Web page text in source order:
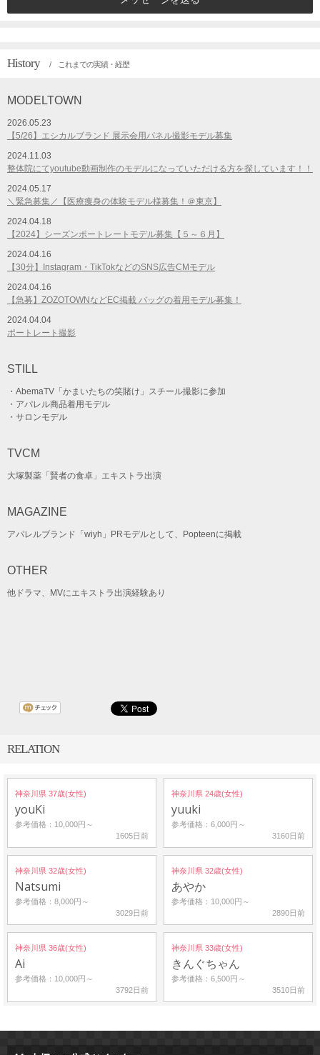
History / これまでの実績・経歴
MODELTOWN
2026.05.23
【5/26】エシカルブランド 展示会用パネル撮影モデル募集
2024.11.03
整体院にてyoutube動画制作のモデルになっていただける方を探しています！！
2024.05.17
＼緊急募集／【医療痩身の体験モデル様募集！＠東京】
2024.04.18
【2024】シーズンポートレートモデル募集【５～６月】
2024.04.16
【30分】Instagram・TikTokなどのSNS広告CMモデル
2024.04.16
【急募】ZOZOTOWNなどEC掲載 バッグの着用モデル募集！
2024.04.04
ポートレート撮影
STILL
・AbemaTV「かまいたちの笑賭け」スチール撮影に参加
・アパレル商品着用モデル
・サロンモデル
TVCM
大塚製薬「賢者の食卓」エキストラ出演
MAGAZINE
アパレルブランド「wiyh」PRモデルとして、Popteenに掲載
OTHER
他ドラマ、MVにエキストラ出演経験あり
RELATION
神奈川県 37歳(女性)
youKi
参考価格：10,000円～
1605日前
神奈川県 24歳(女性)
yuuki
参考価格：6,000円～
3160日前
神奈川県 32歳(女性)
Natsumi
参考価格：8,000円～
3029日前
神奈川県 32歳(女性)
あやか
参考価格：10,000円～
2890日前
神奈川県 36歳(女性)
Ai
参考価格：10,000円～
3792日前
神奈川県 33歳(女性)
きんぐちゃん
参考価格：6,500円～
3510日前